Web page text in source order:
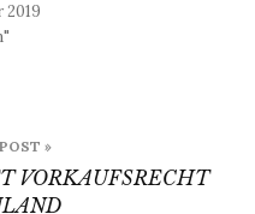
2019
»
VORKAUFSRECHT